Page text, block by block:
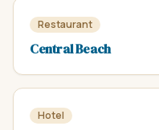
Restaurant
Central Beach
Hotel